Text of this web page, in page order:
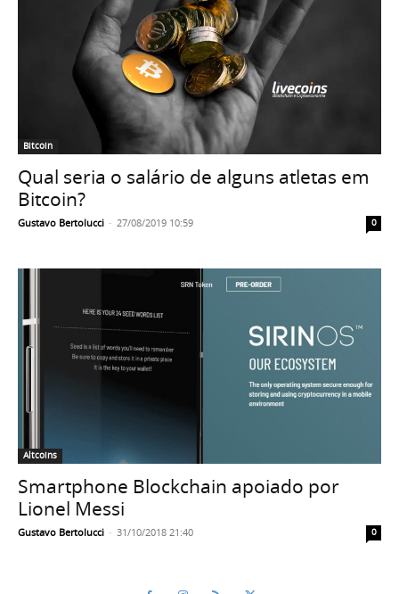
Bitcoin
Qual seria o salário de alguns atletas em
Bitcoin?
Gustavo Bertolucci - 27/08/2019 10:59 0
Altcoins
Smartphone Blockchain apoiado por
Lionel Messi
Gustavo Bertolucci - 31/10/2018 21:40 0